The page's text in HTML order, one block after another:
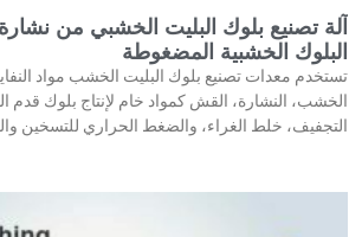
آلة تصنيع بلوك البليت الخشبي من
البلوك الخشبية المضغوطة
تستخدم معدات تصنيع بلوك البليت الخشب مواد
الخشب، النشارة، القش كمواد خام لإنتاج بلوك قدم
التجفيف، خلط الغراء، والضغط الحراري للتسخين